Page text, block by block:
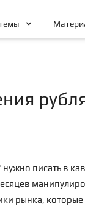
писать в
рынка,